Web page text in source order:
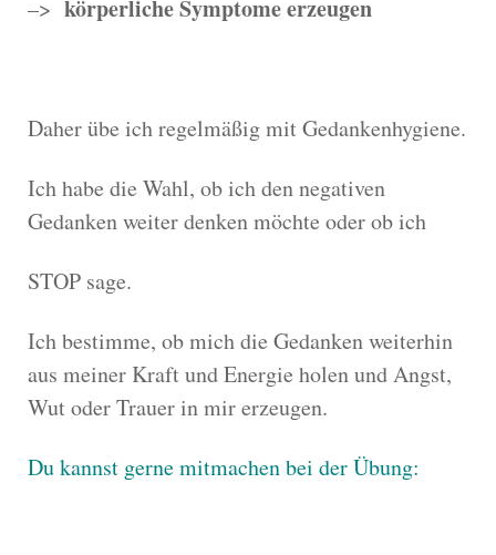
–> körperliche Symptome erzeugen
Daher übe ich regelmäßig mit Gedankenhygiene.
Ich habe die Wahl, ob ich den negativen
Gedanken weiter denken möchte oder ob ich
STOP sage.
Ich bestimme, ob mich die Gedanken weiterhin
aus meiner Kraft und Energie holen und Angst,
Wut oder Trauer in mir erzeugen.
Du kannst gerne mitmachen bei der Übung: